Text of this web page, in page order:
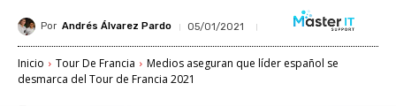
Por Andrés Álvarez Pardo 05/01/2021
Inicio Tour De Francia
Medios aseguran que líder español se
desmarca del Tour de Francia 2021